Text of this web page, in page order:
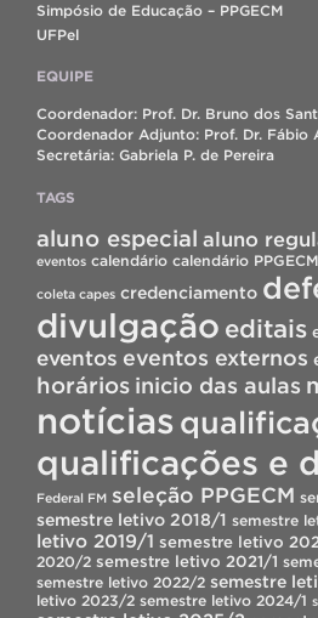
Simpósio de Educação – PPGECM
UFPel
EQUIPE
Coordenador: Prof. Dr. Bruno dos
Coordenador Adjunto: Prof. Dr. Fábio
Secretária: Gabriela P. de Pereira
TAGS
aluno especial aluno
eventos calendário calendário PPGECM
coleta capes credenciamento
divulgação editais
eventos eventos externos
horários inicio das aulas
notícias
qualificações e
Federal FM seleção PPGECM
semestre letivo 2018/1 semestre
letivo 2019/1 semestre letivo
2020/2 semestre letivo 2021/1
semestre letivo 2022/2 semestre
letivo 2023/2 semestre letivo 2024/1